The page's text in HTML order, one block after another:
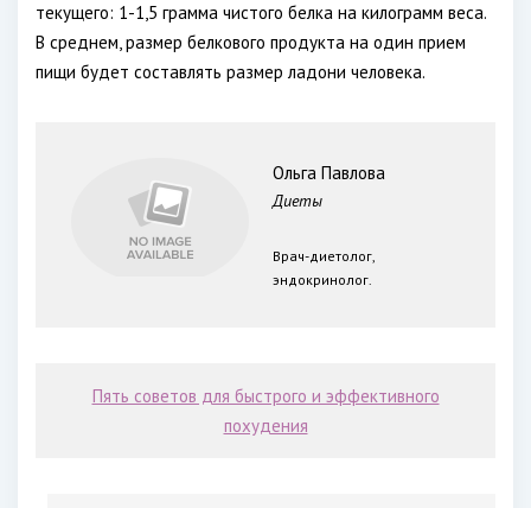
текущего: 1-1,5 грамма чистого белка на килограмм веса.
В среднем, размер белкового продукта на один прием
пищи будет составлять размер ладони человека.
Ольга Павлова
Диеты
Врач-диетолог,
эндокринолог.
Пять советов для быстрого и эффективного
похудения